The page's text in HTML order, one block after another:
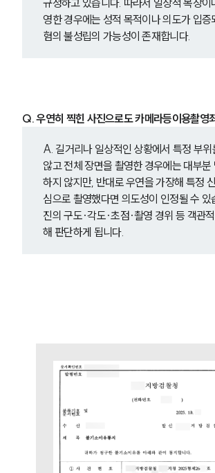
영한 경우에는 성적 목적이나 의도가 입증
혐의 불성립의 가능성이 존재합니다.
Q. 우연히 찍힌 사진으로도 카메라등이용촬영
A. 길거리나 일상적인 상황에서 특정 부위
않고 전체 장면을 촬영한 경우에는 대부분
하지 않지만, 반대로 우연을 가장해 특정
심으로 촬영했다면 의도성이 인정될 수 있
진의 구도·각도·초점·촬영 경위 등 객관
해 판단하게 됩니다.